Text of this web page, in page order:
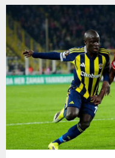
günü resmen açıklaması
Fenerbahçe...